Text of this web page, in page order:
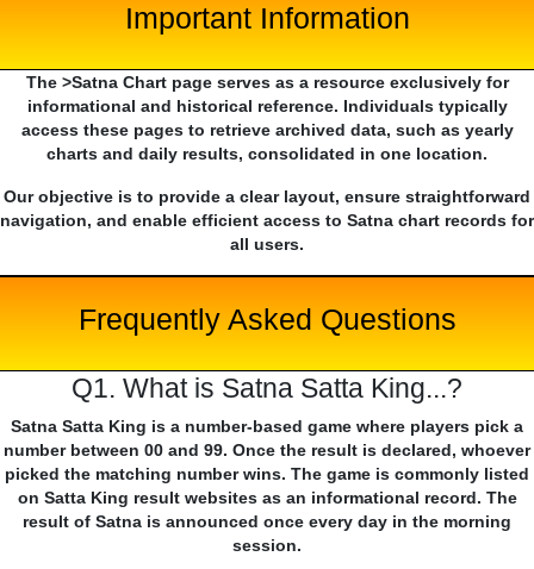
Important Information
The >Satna Chart page serves as a resource exclusively for
informational and historical reference. Individuals typically
access these pages to retrieve archived data, such as yearly
charts and daily results, consolidated in one location.
Our objective is to provide a clear layout, ensure straightforward
navigation, and enable efficient access to Satna chart records for
all users.
Frequently Asked Questions
Q1. What is Satna Satta King...?
Satna Satta King is a number-based game where players pick a
number between 00 and 99. Once the result is declared, whoever
picked the matching number wins. The game is commonly listed
on Satta King result websites as an informational record. The
result of Satna is announced once every day in the morning
session.